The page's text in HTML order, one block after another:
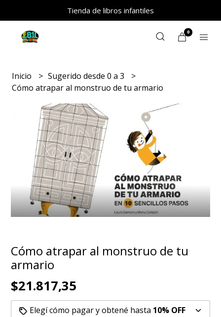
Tienda de libros infantiles
0
Inicio
Sugerido desde 0 a 3
Cómo atrapar al monstruo de tu armario
Cómo atrapar al monstruo de tu
armario
$21.817,35
Elegí cómo pagar y obtené hasta 10% OFF